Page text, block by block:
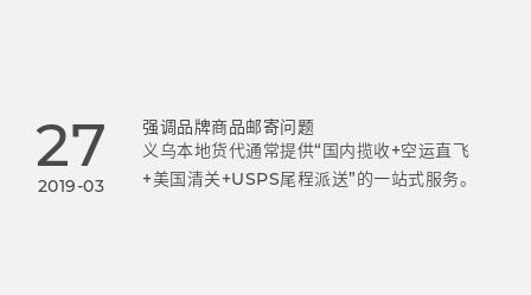
27
2019-03
强调品牌商品邮寄问题
义乌本地货代通常提供“国内揽收+空运直飞
+美国清关+USPS尾程派送”的一站式服务。